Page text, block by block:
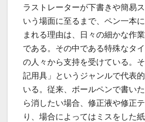
ラストレーターが下書きや簡易
いう場面に至るまで、ペン一本
まれる理由は、日々の細かな作
である。その中である特殊なタ
の人々から支持を受けている。
記用具」というジャンルで代表
いる。従来、ボールペンで書い
ら消したい場合、修正液や修正
り、場合によってはミスをした